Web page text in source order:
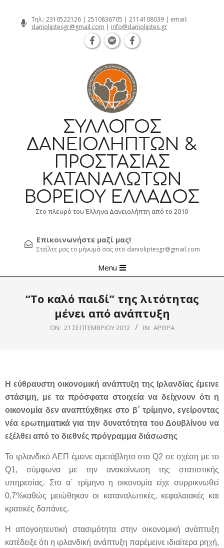
Τηλ.: 2310522126 | 2510836705 | 2114108039 | email:
danioliptesgr@gmail.com | info@danioliptes.gr
ΣΎΛΛΟΓΟΣ
ΔΑΝΕΙΟΛΗΠΤΏΝ &
ΠΡΟΣΤΑΣΊΑΣ
ΚΑΤΑΝΑΛΩΤΏΝ
ΒΟΡΕΊΟΥ ΕΛΛΆΔΟΣ
Στο πλευρό του Έλληνα Δανειολήπτη από το 2010
Επικοινωνήστε μαζί μας!
Στείλτε μας το μήνυμά σας στο danioliptesgr@gmail.com
Navigation
Menu
“To καλό παιδί” της λιτότητας
μένει από ανάπτυξη
ON: 21 ΣΕΠΤΕΜΒΡΊΟΥ 2012 IN: ΆΡΘΡΑ
Η εύθραυστη οικονομική ανάπτυξη της Ιρλανδίας έμεινε
στάσιμη, με τα πρόσφατα στοιχεία να δείχνουν ότι η
οικονομία δεν αναπτύχθηκε στο β΄ τρίμηνο, εγείροντας
νέα ερωτηματικά για την δυνατότητα του Δουβλίνου να
εξέλθει από το διεθνές πρόγραμμα διάσωσης
Το ιρλανδικό ΑΕΠ έμεινε αμετάβλητο στο Q2 σε σχέση με το
Q1, σύμφωνα με την ανακοίνωση της στατιστικής
υπηρεσίας. Στο α΄ τρίμηνο η οικονομία είχε συρρικνωθεί
0,7%καθώς μειώθηκαν οι καταναλωτικές, κεφαλαιακές και
κρατικές δαπάνες.
Η απογοητευτική στασιμότητα στην οικονομική ανάπτυξη
κατέδειξε ότι η ιρλανδική ανάπτυξη παρέμεινε ιδιαίτερα ρηχή,